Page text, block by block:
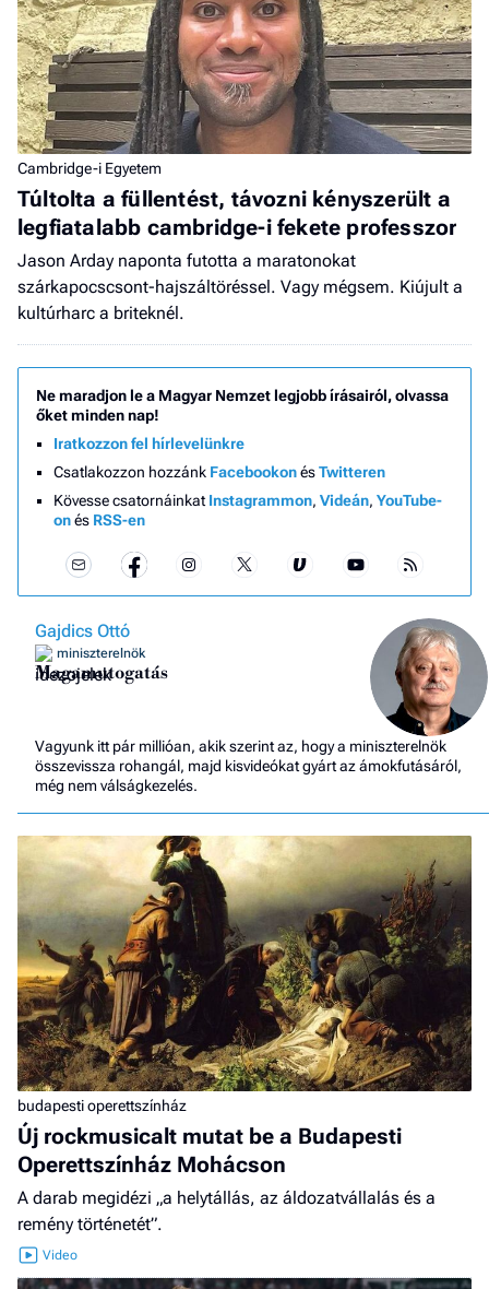
Cambridge-i Egyetem
Túltolta a füllentést, távozni kényszerült a
legfiatalabb cambridge-i fekete professzor
Jason Arday naponta futotta a maratonokat
szárkapocscsont-hajszáltöréssel. Vagy mégsem. Kiújult a
kultúrharc a briteknél.
Ne maradjon le a Magyar Nemzet legjobb írásairól, olvassa
őket minden nap!
Iratkozzon fel hírlevelünkre
Csatlakozzon hozzánk FacebookonésTwitteren
Kövesse csatornáinkat Instagrammon, Videán, YouTube-
onés RSS-en
Gajdics Ottó
miniszterelnök
Magamutogatás
Vagyunk itt pár millióan, akik szerint az, hogy a miniszterelnök
összevissza rohangál, majd kisvideókat gyárt az ámokfutásáról,
még nem válságkezelés.
budapesti operettszínház
Új rockmusicalt mutat be a Budapesti
Operettszínház Mohácson
A darab megidézi „a helytállás, az áldozatvállalás és a
remény történetét”.